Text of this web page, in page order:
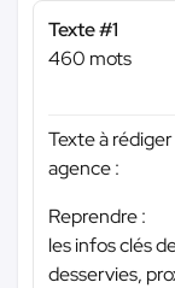
Texte #1
460 mots
Texte à
agence :
Reprendre :
les infos clés
desservies,